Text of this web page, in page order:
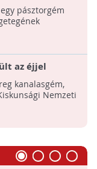
pásztorgém
az éjjel
kanalasgém,
Nemzeti